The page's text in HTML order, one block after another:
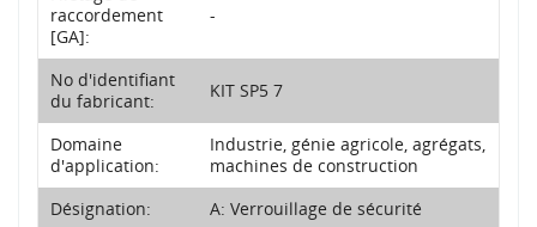
raccordement
[GA]:
-
No d'identifiant
du fabricant:
KIT SP5 7
Domaine
d'application:
Industrie, génie agricole, agrégats,
machines de construction
Désignation:
A: Verrouillage de sécurité